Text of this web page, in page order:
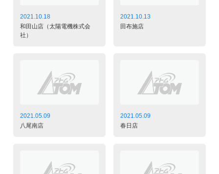
2021.10.18
和田山店（太陽電機株式会
社）
2021.10.13
田布施店
2021.05.09
八尾南店
2021.05.09
春日店